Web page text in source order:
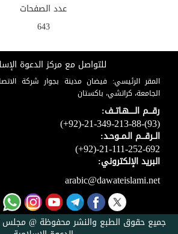
عدد الصفحات
643
للتواصل مع مركز الدعوة
المقر الرئيسي: فيضان مدينة بجوار شركة
الجامعة، كراتشي، باكستان
رقـــم الـــــهـاتــف:
(+92)-21-349-213-88-(93)
الــرقـــم الـمــوحـد:
(+92)-21-111-252-692
البريد الإلكتروني:
arabic@dawateislami.net
جميع حقوق الطبع والنشر محفوظة @ مجلس